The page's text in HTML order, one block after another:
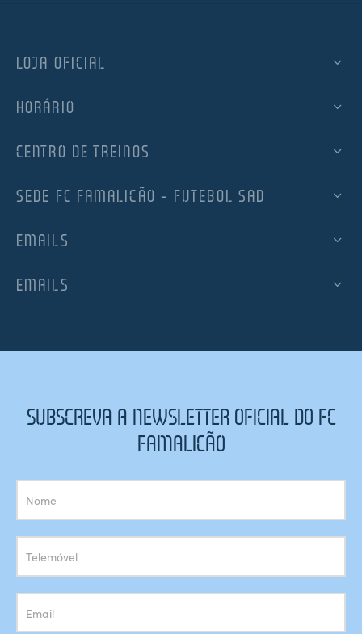
LOJA OFICIAL
HORÁRIO
CENTRO DE TREINOS
SEDE FC FAMALICÃO – FUTEBOL SAD
EMAILS
EMAILS
SUBSCREVA A NEWSLETTER OFICIAL DO FC
FAMALICÃO
Subscrição
Newsletter